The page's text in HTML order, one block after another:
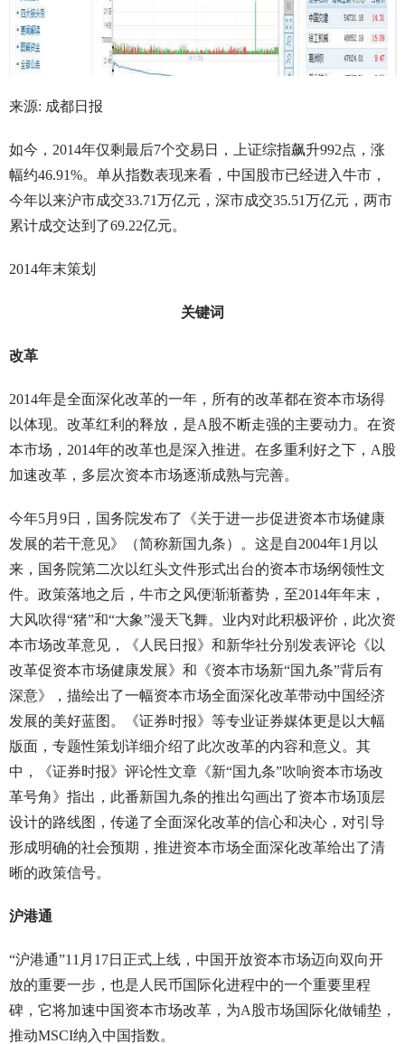
来源: 成都日报
如今，2014年仅剩最后7个交易日，上证综指飙升992点，涨
幅约46.91%。单从指数表现来看，中国股市已经进入牛市，
今年以来沪市成交33.71万亿元，深市成交35.51万亿元，两市
累计成交达到了69.22亿元。
2014年末策划
关键词
改革
2014年是全面深化改革的一年，所有的改革都在资本市场得
以体现。改革红利的释放，是A股不断走强的主要动力。在资
本市场，2014年的改革也是深入推进。在多重利好之下，A股
加速改革，多层次资本市场逐渐成熟与完善。
今年5月9日，国务院发布了《关于进一步促进资本市场健康
发展的若干意见》（简称新国九条）。这是自2004年1月以
来，国务院第二次以红头文件形式出台的资本市场纲领性文
件。政策落地之后，牛市之风便渐渐蓄势，至2014年年末，
大风吹得“猪”和“大象”漫天飞舞。业内对此积极评价，此次资
本市场改革意见，《人民日报》和新华社分别发表评论《以
改革促资本市场健康发展》和《资本市场新“国九条”背后有
深意》，描绘出了一幅资本市场全面深化改革带动中国经济
发展的美好蓝图。《证券时报》等专业证券媒体更是以大幅
版面，专题性策划详细介绍了此次改革的内容和意义。其
中，《证券时报》评论性文章《新“国九条”吹响资本市场改
革号角》指出，此番新国九条的推出勾画出了资本市场顶层
设计的路线图，传递了全面深化改革的信心和决心，对引导
形成明确的社会预期，推进资本市场全面深化改革给出了清
晰的政策信号。
沪港通
“沪港通”11月17日正式上线，中国开放资本市场迈向双向开
放的重要一步，也是人民币国际化进程中的一个重要里程
碑，它将加速中国资本市场改革，为A股市场国际化做铺垫，
推动MSCI纳入中国指数。